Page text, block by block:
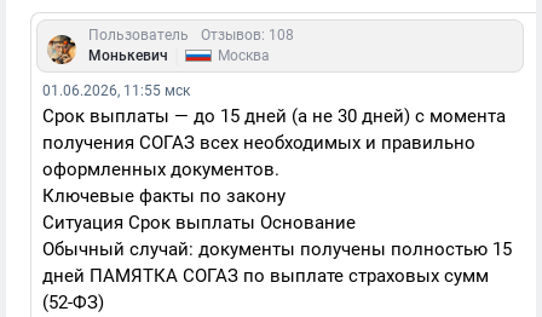
Пользователь
Отзывов: 108
Монькевич
Москва
01.06.2026, 11:55 мск
Срок выплаты — до 15 дней (а не 30 дней) с момента
получения СОГАЗ всех необходимых и правильно
оформленных документов.
Ключевые факты по закону
Ситуация Срок выплаты Основание
Обычный случай: документы получены полностью 15
дней ПАМЯТКА СОГАЗ по выплате страховых сумм
(52-ФЗ)